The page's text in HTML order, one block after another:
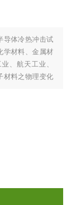
导体冷热冲击试
学材料、金属材
、航天工业、
材料之物理变化